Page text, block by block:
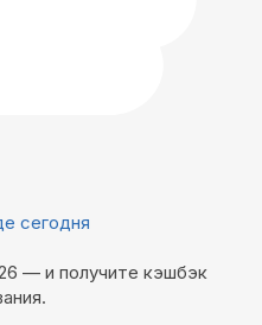
сегодня
— и получите кэшбэк